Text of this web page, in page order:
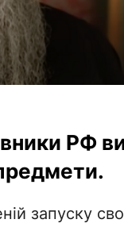
РФ
запуску